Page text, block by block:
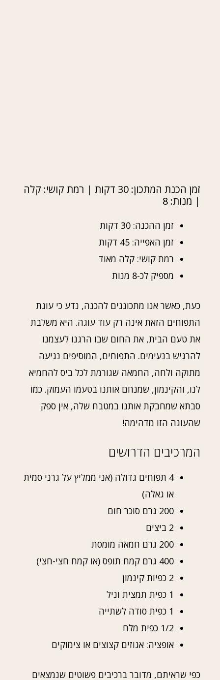
זמן הכנת המתכון: 30 דקות | רמת קושי: קלה
| מנות: 8
זמן ההכנה: 30 דקות
זמן האפייה: 45 דקות
רמת קושי: קלה מאוד
מספיק לכ-8 מנות
כעת, כאשר אנו מתכוננים להכנה, נדע כי עוגת
התפוחים הזאת אינה רק עוד עוגה. היא משלבת
את טעם הבית, את החום שבו הרגנו לעצמנו
להרגיש בנעימים. התפוחים, המוסיפים נגיעה
מתוקה ולחה, החמאה שגורמת לכל ביס להחמיא
לנו, והקינמון, שמנחם אותנו בטעמו העמוק. כמו
סבתא שמחבקת אותנו במטבח שלה, אין ספק
שהעוגה הזו מדהימה!
המרכיבים הדרושים
4 תפוחים גדולה (אני ממליץ על גרני סמית
או גאלה)
200 גרם סוכר חום
2 ביצים
200 גרם חמאה מומסת
400 גרם קמח תופס (או קמח חצי-חצי)
2 כפיות קינמון
1 כפית תמצית וניל
1 כפית סודה לשתייה
1/2 כפית מלח
אופציה: אגוזים קצוצים או צימוקים
כפי שראיתם, מדובר ברכיבים פשוטים שנמצאים